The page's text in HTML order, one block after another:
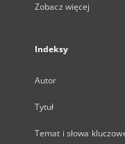
Zobacz więcej
Indeksy
Autor
Tytuł
Temat i słowa